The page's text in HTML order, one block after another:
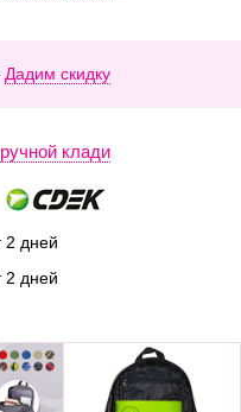
Дадим скидку
клади
2 дней
2 дней